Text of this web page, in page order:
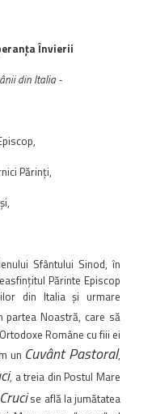
leggi
della
Vescovo
Învierii
din Italia -
Părinţi,
Sfântului Sinod, în
Părinte Episcop
din Italia şi urmare
partea Noastră, care să
Române cu fiii ei
un Cuvânt Pastoral,
, a treia din Postul Mare
se află la jumătatea